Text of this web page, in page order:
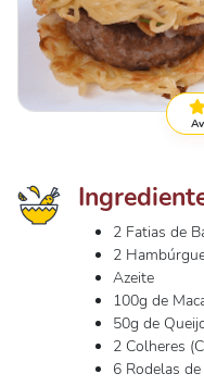
2 Fatias de
2
Azeite
100g de
50g de
2 Colheres
6 Rodelas